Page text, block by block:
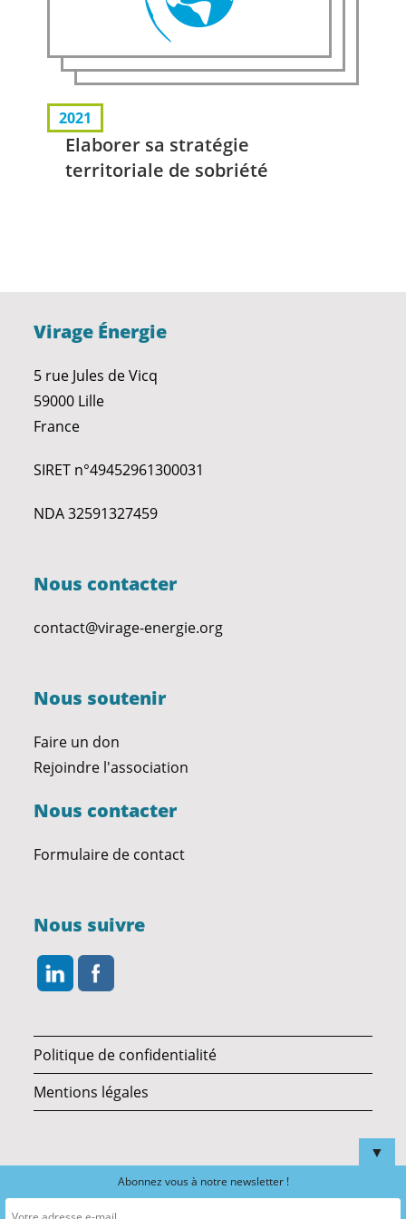
2021
Elaborer sa stratégie
territoriale de sobriété
Virage Énergie
5 rue Jules de Vicq
59000 Lille
France
SIRET n°49452961300031
NDA 32591327459
Nous contacter
contact@virage-energie.org
Nous soutenir
Faire un don
Rejoindre l'association
Nous contacter
Formulaire de contact
Nous suivre
Politique de confidentialité
Mentions légales
▼
Abonnez vous à notre newsletter !